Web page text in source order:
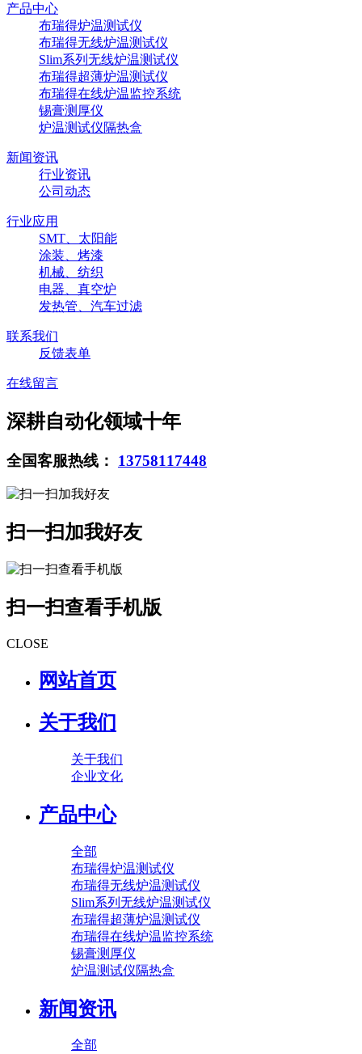
产品中心
布瑞得炉温测试仪
布瑞得无线炉温测试仪
Slim系列无线炉温测试仪
布瑞得超薄炉温测试仪
布瑞得在线炉温监控系统
锡膏测厚仪
炉温测试仪隔热盒
新闻资讯
行业资讯
公司动态
行业应用
SMT、太阳能
涂装、烤漆
机械、纺织
电器、真空炉
发热管、汽车过滤
联系我们
反馈表单
在线留言
深耕自动化领域十年
全国客服热线： 13758117448
扫一扫加我好友
扫一扫查看手机版
CLOSE
网站首页
关于我们
关于我们
企业文化
产品中心
全部
布瑞得炉温测试仪
布瑞得无线炉温测试仪
Slim系列无线炉温测试仪
布瑞得超薄炉温测试仪
布瑞得在线炉温监控系统
锡膏测厚仪
炉温测试仪隔热盒
新闻资讯
全部